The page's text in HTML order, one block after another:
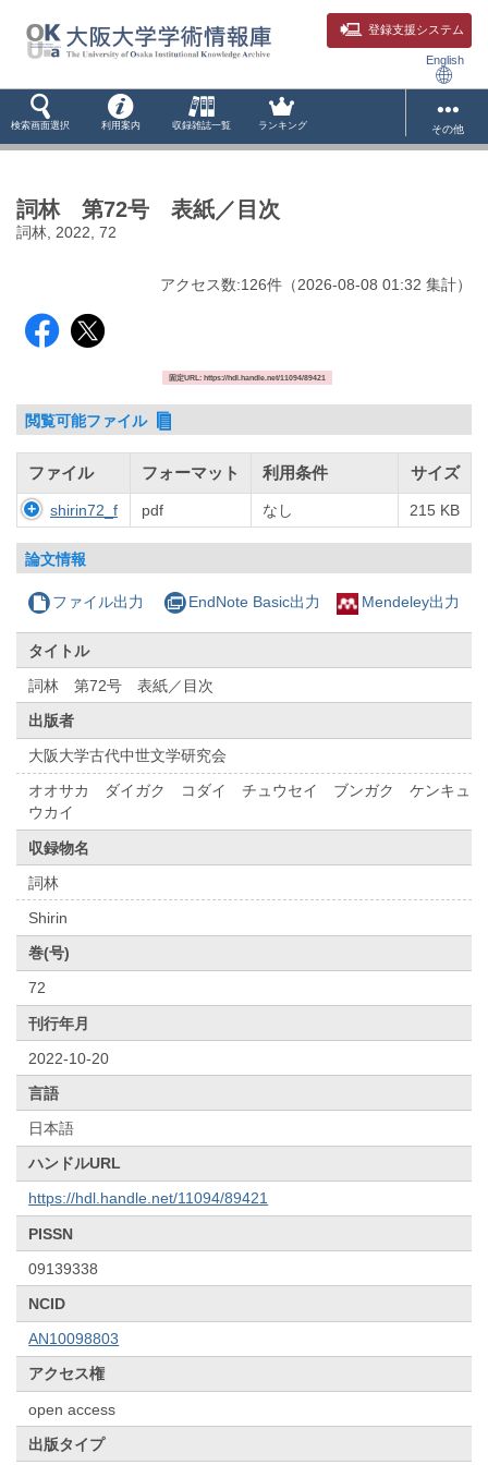
登録支援システム
English
検索画面選択 利用案内 収録雑誌一覧 ランキング その他
詞林 第72号 表紙／目次
詞林, 2022, 72
アクセス数:126件 （2026-08-08 01:32 集計）
固定URL: https://hdl.handle.net/11094/89421
閲覧可能ファイル
ファイル フォーマット 利用条件 サイズ
shirin72_f pdf なし 215 KB
論文情報
ファイル出力 EndNote Basic出力 Mendeley出力
タイトル
詞林 第72号 表紙／目次
出版者
大阪大学古代中世文学研究会
オオサカ ダイガク コダイ チュウセイ ブンガク ケンキュ
ウカイ
収録物名
詞林
Shirin
巻(号)
72
刊行年月
2022-10-20
言語
日本語
ハンドルURL
https://hdl.handle.net/11094/89421
PISSN
09139338
NCID
AN10098803
アクセス権
open access
出版タイプ